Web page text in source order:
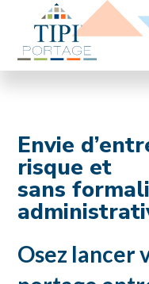
Envie
risque et
sans
Osez lancer